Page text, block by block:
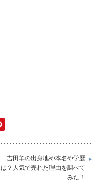
吉田羊の出身地や本名や学歴
は？人気で売れた理由を調べて
みた！